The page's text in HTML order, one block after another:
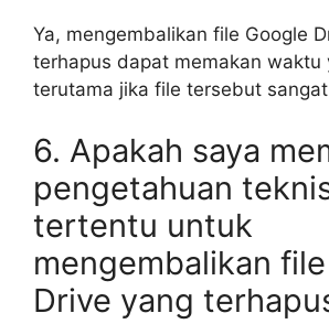
Ya, mengembalikan file Google
terhapus dapat memakan waktu
terutama jika file tersebut
6. Apakah saya
pengetahuan
tertentu untuk
mengembalikan
Drive yang